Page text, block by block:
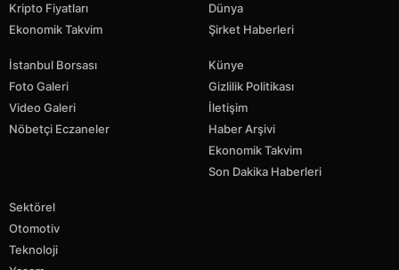
Kripto Fiyatları
Ekonomik Takvim
Dünya
Şirket Haberleri
İstanbul Borsası
Foto Galeri
Video Galeri
Nöbetçi Eczaneler
Künye
Gizlilik Politikası
İletişim
Haber Arşivi
Ekonomik Takvim
Son Dakika Haberleri
Sektörel
Otomotiv
Teknoloji